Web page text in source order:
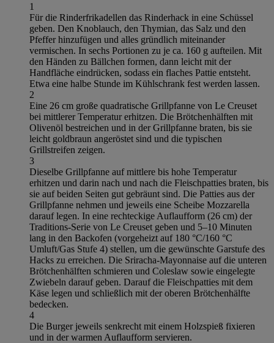
1
Für die Rinderfrikadellen das Rinderhack in eine Schüssel
geben. Den Knoblauch, den Thymian, das Salz und den
Pfeffer hinzufügen und alles gründlich miteinander
vermischen. In sechs Portionen zu je ca. 160 g aufteilen. Mit
den Händen zu Bällchen formen, dann leicht mit der
Handfläche eindrücken, sodass ein flaches Pattie entsteht.
Etwa eine halbe Stunde im Kühlschrank fest werden lassen.
2
Eine 26 cm große quadratische Grillpfanne von Le Creuset
bei mittlerer Temperatur erhitzen. Die Brötchenhälften mit
Olivenöl bestreichen und in der Grillpfanne braten, bis sie
leicht goldbraun angeröstet sind und die typischen
Grillstreifen zeigen.
3
Dieselbe Grillpfanne auf mittlere bis hohe Temperatur
erhitzen und darin nach und nach die Fleischpatties braten, bis
sie auf beiden Seiten gut gebräunt sind. Die Patties aus der
Grillpfanne nehmen und jeweils eine Scheibe Mozzarella
darauf legen. In eine rechteckige Auflaufform (26 cm) der
Traditions-Serie von Le Creuset geben und 5–10 Minuten
lang in den Backofen (vorgeheizt auf 180 °C/160 °C
Umluft/Gas Stufe 4) stellen, um die gewünschte Garstufe des
Hacks zu erreichen. Die Sriracha-Mayonnaise auf die unteren
Brötchenhälften schmieren und Coleslaw sowie eingelegte
Zwiebeln darauf geben. Darauf die Fleischpatties mit dem
Käse legen und schließlich mit der oberen Brötchenhälfte
bedecken.
4
Die Burger jeweils senkrecht mit einem Holzspieß fixieren
und in der warmen Auflaufform servieren.